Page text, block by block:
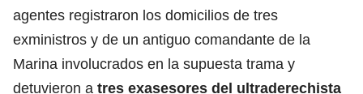
agentes registraron los domicilios de tres
exministros y de un antiguo comandante de la
Marina involucrados en la supuesta trama y
detuvieron a tres exasesores del ultraderechista